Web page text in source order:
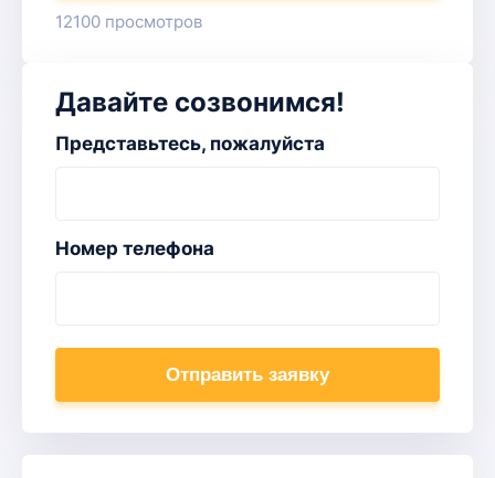
12100 просмотров
Давайте созвонимся!
Представьтесь, пожалуйста
Номер телефона
Отправить заявку